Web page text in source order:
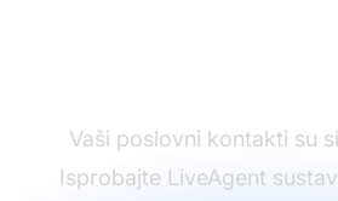
Vaši poslovni kontakti su
Isprobajte LiveAgent